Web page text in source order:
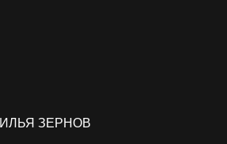
ИЛЬЯ ЗЕРНОВ